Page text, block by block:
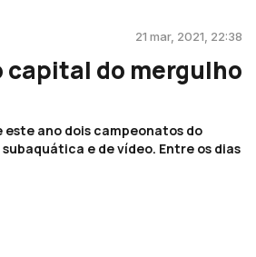
21 mar, 2021, 22:38
capital do mergulho
este ano dois campeonatos do
e de vídeo. Entre os dias